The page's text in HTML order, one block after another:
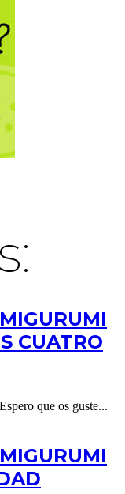
CUATRO
que os guste...